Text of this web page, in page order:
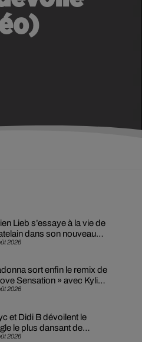
2026
Lieb s’essaye à la vie de
dans son nouveau
2026
sort enfin le remix de
Sensation » avec Kylie
2026
et Didi B dévoilent le
le plus dansant de